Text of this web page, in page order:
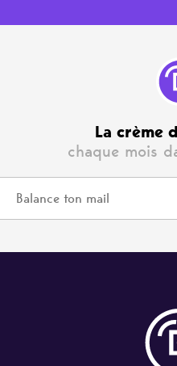
La crème
chaque mois